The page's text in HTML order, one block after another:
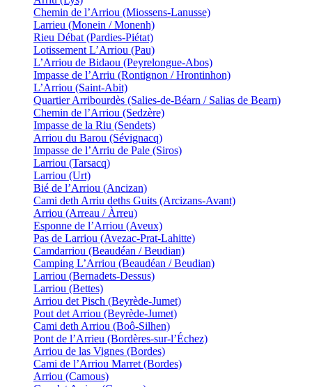
Chemin de l’Arriou (Miossens-Lanusse)
Larrieu (Monein / Monenh)
Rieu Débat (Pardies-Piétat)
Lotissement L’Arriou (Pau)
L’Arriou de Bidaou (Peyrelongue-Abos)
Impasse de l’Arriu (Rontignon / Hrontinhon)
L’Arriou (Saint-Abit)
Quartier Arribourdès (Salies-de-Béarn / Salias de Bearn)
Chemin de l’Arriou (Sedzère)
Impasse de la Riu (Sendets)
Arriou du Barou (Sévignacq)
Impasse de l’Arriu de Pale (Siros)
Larriou (Tarsacq)
Larriou (Urt)
Bié de l’Arriou (Ancizan)
Cami deth Arriu deths Guits (Arcizans-Avant)
Arriou (Arreau / Àrreu)
Esponne de l’Arriou (Aveux)
Pas de Larriou (Avezac-Prat-Lahitte)
Camdarriou (Beaudéan / Beudian)
Camping L’Arriou (Beaudéan / Beudian)
Larriou (Bernadets-Dessus)
Larriou (Bettes)
Arriou det Pisch (Beyrède-Jumet)
Pout det Arriou (Beyrède-Jumet)
Cami deth Arriou (Boô-Silhen)
Pont de l’Arrieu (Bordères-sur-l’Échez)
Arriou de las Vignes (Bordes)
Cami de l’Arriou Marret (Bordes)
Arriou (Camous)